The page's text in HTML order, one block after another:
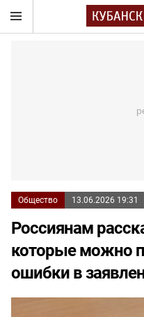
Общество 13.06.2026 19:31
Россиянам
которые можно
ошибки в